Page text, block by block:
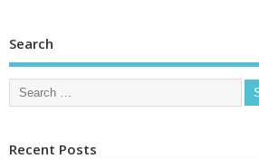
Search
Recent Posts